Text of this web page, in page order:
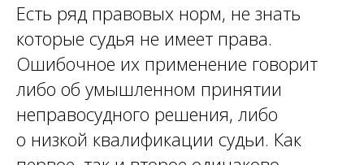
Есть ряд правовых норм, не знать
которые судья не имеет права.
Ошибочное их применение говорит
либо об умышленном принятии
неправосудного решения, либо
о низкой квалификации судьи. Как